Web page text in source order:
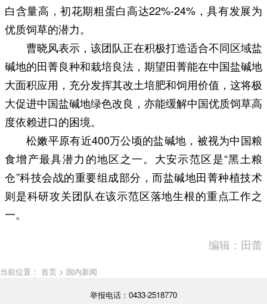
白含量高，初花期粗蛋白高达22%-24%，具有发展为
优质饲草的潜力。
曹晓风表示，该团队正在积极打造适合不同区域盐
碱地的田菁良种和栽培良法，期望田菁能在中国盐碱地
大面积应用，充分发挥其改土培肥和饲用价值，这将极
大促进中国盐碱地绿色改良，亦能缓解中国优质饲草高
度依赖进口的困境。
松嫩平原有近400万公顷的盐碱地，被视为中国粮
食增产最具潜力的地区之一。大安示范区是“黑土粮
仓”科技会战的重要组成部分，而盐碱地田菁种植技术
则是科研攻关团队在该示范区落地生根的重点工作之
一。
编辑：田蕾
当前位置： 首页 > 国内新闻
举报电话：0433-2518770